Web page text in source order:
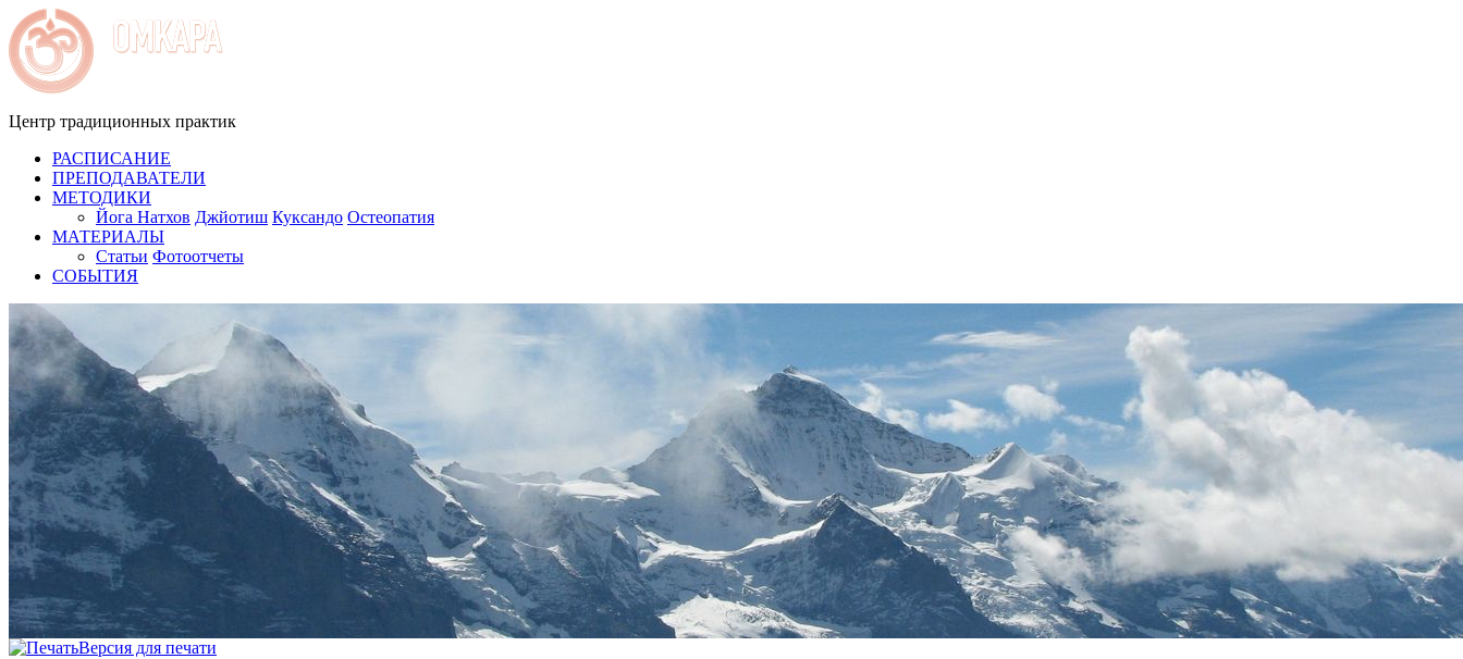
Центр традиционных практик
РАСПИСАНИЕ
ПРЕПОДАВАТЕЛИ
МЕТОДИКИ
Йога Натхов Джйотиш Куксандо Остеопатия
МАТЕРИАЛЫ
Статьи Фотоотчеты
СОБЫТИЯ
Версия для печати